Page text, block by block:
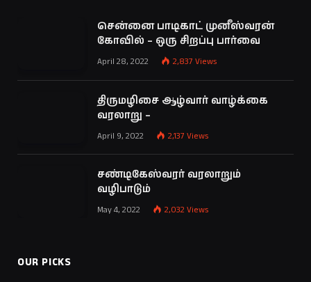
சென்னை பாடிகாட் முனீஸ்வரன்
கோவில் – ஒரு சிறப்பு பார்வை
April 28, 2022 2,837 Views
திருமழிசை ஆழ்வார் வாழ்க்கை
வரலாறு –
April 9, 2022 2,137 Views
சண்டிகேஸ்வரர் வரலாறும்
வழிபாடும்
May 4, 2022 2,032 Views
OUR PICKS